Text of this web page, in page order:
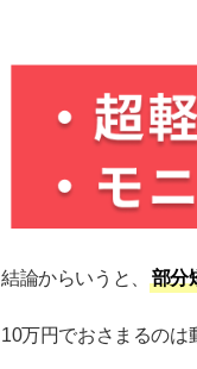
③10万円で治療
④「適応できる
⑤治療後の保定
なぜ「部分矯正
一部の軽度症例
装置代のみを表
10万円の部分矯正
結論からいうと、 部分
10万円でおさまるのは